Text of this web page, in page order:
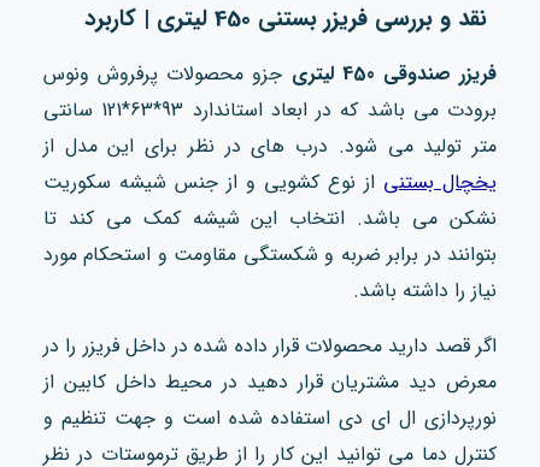
نقد و بررسی فریزر بستنی 450 لیتری | کاربرد
فریزر صندوقی 450 لیتری
جزو محصولات پرفروش ونوس
برودت می باشد که در ابعاد استاندارد 93*63*121 سانتی
متر تولید می شود. درب های در نظر برای این مدل از
یخچال بستنی از نوع کشویی و از جنس شیشه سکوریت
نشکن می باشد. انتخاب این شیشه کمک می کند تا
بتوانند در برابر ضربه و شکستگی مقاومت و استحکام مورد
نیاز را داشته باشد.
اگر قصد دارید محصولات قرار داده شده در داخل فریزر را در
معرض دید مشتریان قرار دهید در محیط داخل کابین از
نورپردازی ال ای دی استفاده شده است و جهت تنظیم و
کنترل دما می توانید این کار را از طریق ترموستات در نظر